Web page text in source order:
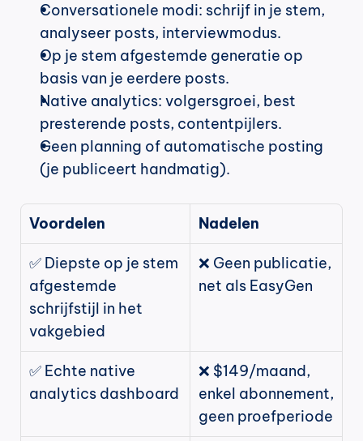
Conversationele modi: schrijf in je stem,
analyseer posts, interviewmodus.
Op je stem afgestemde generatie op
basis van je eerdere posts.
Native analytics: volgersgroei, best
presterende posts, contentpijlers.
Geen planning of automatische posting
(je publiceert handmatig).
Voordelen Nadelen
✅ Diepste op je stem
afgestemde
schrijfstijl in het
vakgebied
❌ Geen publicatie,
net als EasyGen
✅ Echte native
analytics dashboard
❌ $149/maand,
enkel abonnement,
geen proefperiode